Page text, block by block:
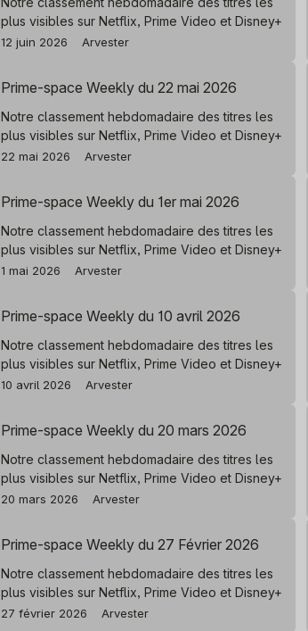
plus visibles sur Netflix, Prime Video et Disney+
Arvester
12 juin 2026
Prime-space Weekly du 22 mai 2026
Notre classement hebdomadaire des titres les
plus visibles sur Netflix, Prime Video et Disney+
Arvester
22 mai 2026
Prime-space Weekly du 1er mai 2026
Notre classement hebdomadaire des titres les
plus visibles sur Netflix, Prime Video et Disney+
Arvester
1 mai 2026
Prime-space Weekly du 10 avril 2026
Notre classement hebdomadaire des titres les
plus visibles sur Netflix, Prime Video et Disney+
Arvester
10 avril 2026
Prime-space Weekly du 20 mars 2026
Notre classement hebdomadaire des titres les
plus visibles sur Netflix, Prime Video et Disney+
Arvester
20 mars 2026
Prime-space Weekly du 27 Février 2026
Notre classement hebdomadaire des titres les
plus visibles sur Netflix, Prime Video et Disney+
Arvester
27 février 2026